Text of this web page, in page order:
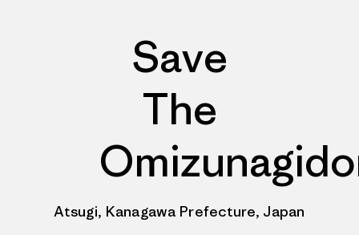
Save
The
Atsugi, Kanagawa Prefecture, Japan